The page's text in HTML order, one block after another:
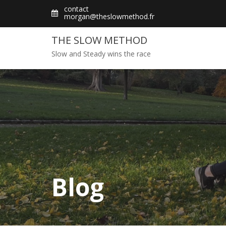
content
contact
morgan@theslowmethod.fr
THE SLOW METHOD
Slow and Steady wins the race
Blog